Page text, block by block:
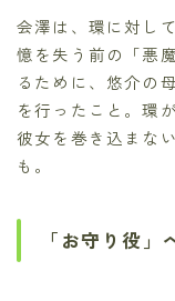
会澤は、環に対し
憶を失う前の「悪
るために、悠介の
を行ったこと。環
彼女を巻き込まな
も。
「お守り役